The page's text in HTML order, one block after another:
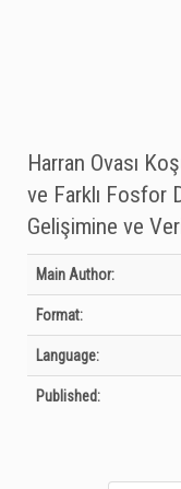
Harran Ovası
ve Farklı Fosfor
Gelişimine ve
Bibliographic Details
Main Author:
Format:
Language:
Published: